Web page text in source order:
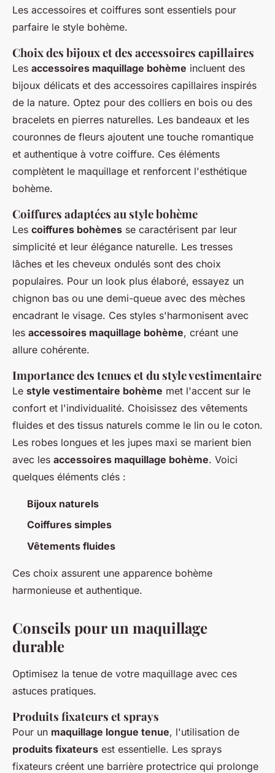
Les accessoires et coiffures sont essentiels pour
parfaire le style bohème.
Choix des bijoux et des accessoires capillaires
Les accessoires maquillage bohème incluent des
bijoux délicats et des accessoires capillaires inspirés
de la nature. Optez pour des colliers en bois ou des
bracelets en pierres naturelles. Les bandeaux et les
couronnes de fleurs ajoutent une touche romantique
et authentique à votre coiffure. Ces éléments
complètent le maquillage et renforcent l'esthétique
bohème.
Coiffures adaptées au style bohème
Les coiffures bohèmes se caractérisent par leur
simplicité et leur élégance naturelle. Les tresses
lâches et les cheveux ondulés sont des choix
populaires. Pour un look plus élaboré, essayez un
chignon bas ou une demi-queue avec des mèches
encadrant le visage. Ces styles s'harmonisent avec
les accessoires maquillage bohème, créant une
allure cohérente.
Importance des tenues et du style vestimentaire
Le style vestimentaire bohème met l'accent sur le
confort et l'individualité. Choisissez des vêtements
fluides et des tissus naturels comme le lin ou le coton.
Les robes longues et les jupes maxi se marient bien
avec les accessoires maquillage bohème. Voici
quelques éléments clés :
Bijoux naturels
Coiffures simples
Vêtements fluides
Ces choix assurent une apparence bohème
harmonieuse et authentique.
Conseils pour un maquillage
durable
Optimisez la tenue de votre maquillage avec ces
astuces pratiques.
Produits fixateurs et sprays
Pour un maquillage longue tenue, l'utilisation de
produits fixateurs est essentielle. Les sprays
fixateurs créent une barrière protectrice qui prolonge